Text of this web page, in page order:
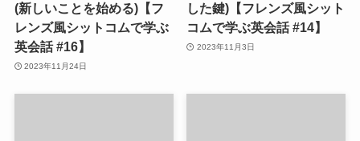
(新しいことを始める)【フ
レンズ風シットコムで学ぶ
英会話 #16】
2023年11月24日
した鍵)【フレンズ風シット
コムで学ぶ英会話 #14】
2023年11月3日